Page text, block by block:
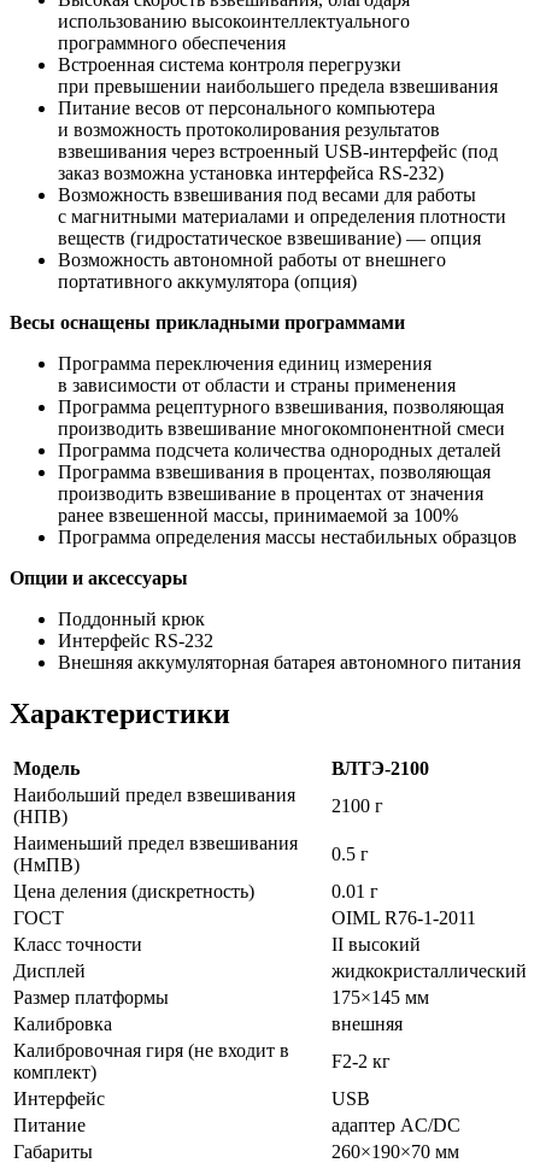
использованию высокоинтеллектуального
программного обеспечения
Встроенная система контроля перегрузки
при превышении наибольшего предела взвешивания
Питание весов от персонального компьютера
и возможность протоколирования результатов
взвешивания через встроенный USB-интерфейс (под
заказ возможна установка интерфейса RS-232)
Возможность взвешивания под весами для работы
с магнитными материалами и определения плотности
веществ (гидростатическое взвешивание) — опция
Возможность автономной работы от внешнего
портативного аккумулятора (опция)
Весы оснащены прикладными программами
Программа переключения единиц измерения
в зависимости от области и страны применения
Программа рецептурного взвешивания, позволяющая
производить взвешивание многокомпонентной смеси
Программа подсчета количества однородных деталей
Программа взвешивания в процентах, позволяющая
производить взвешивание в процентах от значения
ранее взвешенной массы, принимаемой за 100%
Программа определения массы нестабильных образцов
Опции и аксессуары
Поддонный крюк
Интерфейс RS-232
Внешняя аккумуляторная батарея автономного питания
Характеристики
Модель
ВЛТЭ-2100
Наибольший предел взвешивания
(НПВ)
2100 г
Наименьший предел взвешивания
(НмПВ)
0.5 г
Цена деления (дискретность)
0.01 г
ГОСТ
OIML R76-1-2011
Класс точности
II высокий
Дисплей
жидкокристаллический
Размер платформы
175×145 мм
Калибровка
внешняя
Калибровочная гиря (не входит в
комплект)
F2-2 кг
Интерфейс
USB
Питание
адаптер AC/DC
Габариты
260×190×70 мм